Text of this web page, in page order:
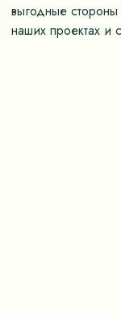
выгодные
наших проектах и